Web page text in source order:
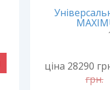
ціна 28290
грн.